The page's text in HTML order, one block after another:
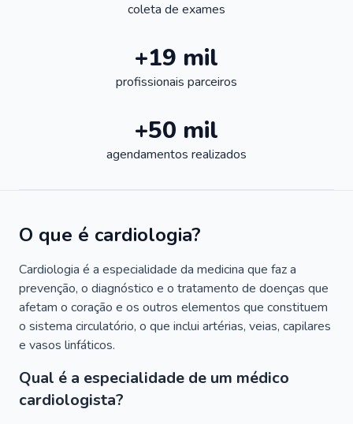
coleta de exames
+19 mil
profissionais parceiros
+50 mil
agendamentos realizados
O que é cardiologia?
Cardiologia é a especialidade da medicina que faz a
prevenção, o diagnóstico e o tratamento de doenças que
afetam o coração e os outros elementos que constituem
o sistema circulatório, o que inclui artérias, veias, capilares
e vasos linfáticos.
Qual é a especialidade de um médico
cardiologista?